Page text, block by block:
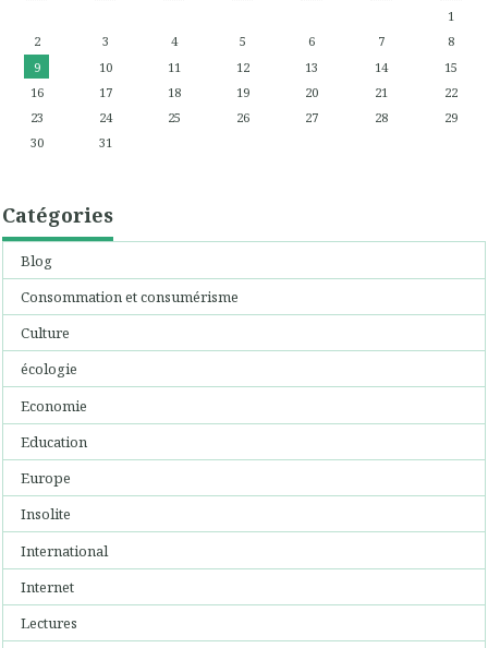
1
2
3 4 5 6 7
8
9
10 11 12 13 14
15
16
17 18 19 20 21
22
23
24 25 26 27 28
29
30
31
Catégories
Blog
Consommation et consumérisme
Culture
écologie
Economie
Education
Europe
Insolite
International
Internet
Lectures